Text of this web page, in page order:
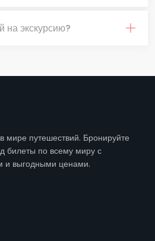
на экскурсию?
путешествий. Бронируйте
билеты по всему миру с
и выгодными ценами.